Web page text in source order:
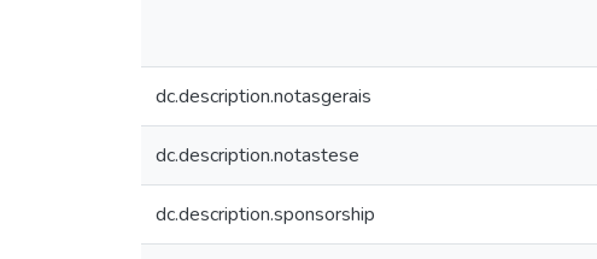
dc.description.notasgerais
dc.description.notastese
dc.description.sponsorship